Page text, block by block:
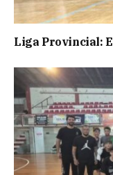
Liga Provincial: